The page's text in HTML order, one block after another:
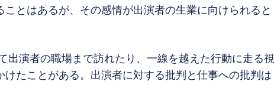
とはあるが、その感情が出演者の生業に向けられると
出演者の職場まで訪れたり、一線を越えた行動に走る視
たことがある。出演者に対する批判と仕事への批判は